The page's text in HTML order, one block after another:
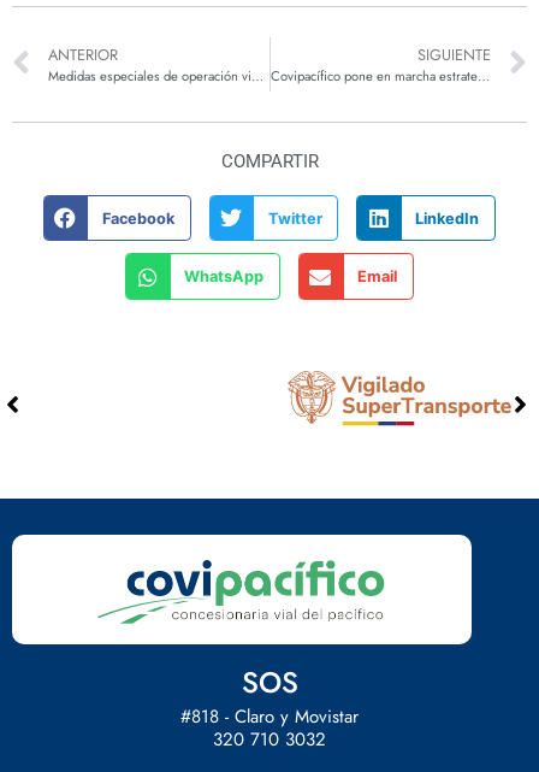
ANTERIOR
Medidas especiales de operación vial para Semana Santa y días festivos en el corredor Pacífico 1
SIGUIENTE
Covipacífico pone en marcha estrategia de acción por el clima
COMPARTIR
Facebook Twitter LinkedIn
WhatsApp Email
SOS
#818 - Claro y Movistar
320 710 3032